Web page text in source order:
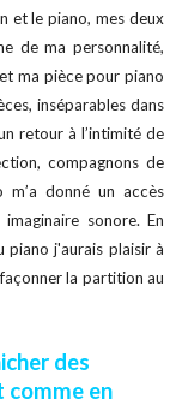
et le piano, mes deux
de ma personnalité,
ma pièce pour piano
inséparables dans
retour à l’intimité de
compagnons de
donné un accès
sonore. En
piano j'aurais plaisir à
la partition au
des
comme en